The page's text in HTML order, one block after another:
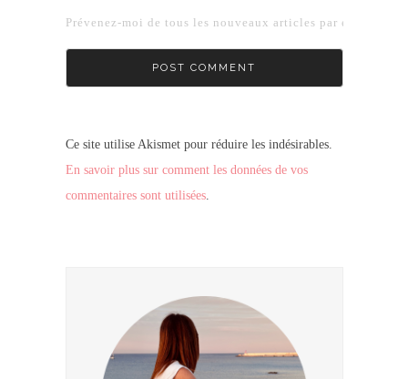
Prévenez-moi de tous les nouveaux articles par e-mail.
Ce site utilise Akismet pour réduire les indésirables.
En savoir plus sur comment les données de vos
commentaires sont utilisées.